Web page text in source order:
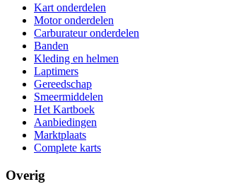
Kart onderdelen
Motor onderdelen
Carburateur onderdelen
Banden
Kleding en helmen
Laptimers
Gereedschap
Smeermiddelen
Het Kartboek
Aanbiedingen
Marktplaats
Complete karts
Overig